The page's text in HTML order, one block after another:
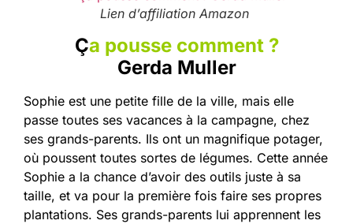
Lien d’affiliation Amazon
Ça pousse comment ?
Gerda Muller
Sophie est une petite fille de la ville, mais elle
passe toutes ses vacances à la campagne, chez
ses grands-parents. Ils ont un magnifique potager,
où poussent toutes sortes de légumes. Cette année
Sophie a la chance d’avoir des outils juste à sa
taille, et va pour la première fois faire ses propres
plantations. Ses grands-parents lui apprennent les